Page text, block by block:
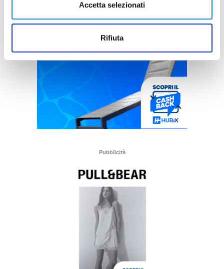
Accetta selezionati
Rifiuta
Pubblicità